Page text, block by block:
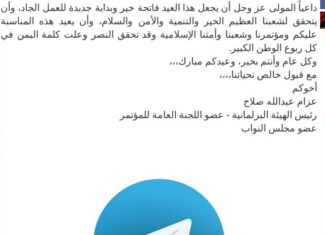
داعياً المولى عز وجل أن يجعل هذا العيد فاتحة خير وبداية جديدة للعمل الجاد، وأن
يتحقق لشعبنا العظيم الخير والتنمية والأمن والسلام، وأن يعيد هذه المناسبة
عليكم ومؤتمرنا وشعبنا وأمتنا الإسلامية وقد تحقق النصر وعلت كلمة اليمن في
كل ربوع الوطن الكبير.
وكل عام وأنتم بخير، وعيدكم مبارك،،،
مع قبول خالص تحياتنا،،،،
أخوكم
عزام عبدالله صلاح
رئيس الهيئة البرلمانية - عضو اللجنة العامة للمؤتمر
عضو مجلس النواب